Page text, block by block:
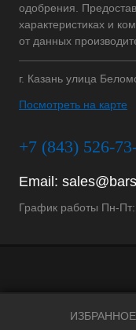
одобрения.
характеристиках и
от данных
г. Казань улица
Посмотреть на карте
+7 (843) 526-
Email:
График работы Пн-
ИЗБРАННОЕ